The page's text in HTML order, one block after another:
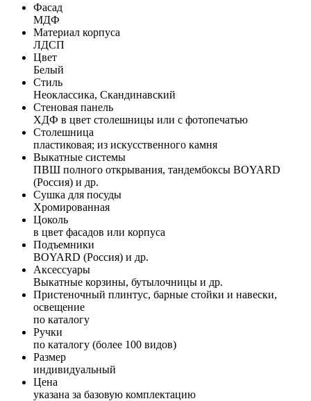
Фасад
МДФ
Материал корпуса
ЛДСП
Цвет
Белый
Стиль
Неоклассика, Скандинавский
Стеновая панель
ХДФ в цвет столешницы или с фотопечатью
Столешница
пластиковая; из искусственного камня
Выкатные системы
ПВШ полного открывания, тандембоксы BOYARD
(Россия) и др.
Сушка для посуды
Хромированная
Цоколь
в цвет фасадов или корпуса
Подъемники
BOYARD (Россия) и др.
Аксессуары
Выкатные корзины, бутылочницы и др.
Пристеночный плинтус, барные стойки и навески,
освещение
по каталогу
Ручки
по каталогу (более 100 видов)
Размер
индивидуальный
Цена
указана за базовую комплектацию